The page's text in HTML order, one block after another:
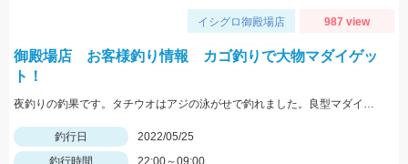
イシグロ御殿場店 987 view
御殿場店 お客様釣り情報 カゴ釣りで大物マダイゲッ
ト！
夜釣りの釣果です。タチウオはアジの泳がせで釣れました。良型マダイおめでとうございます。
釣行日
2022/05/25
釣行時間
22:00～09:00